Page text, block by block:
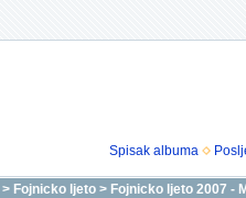
Spisak albuma
> Fojnicko ljeto > Fojnicko ljeto 2007 -